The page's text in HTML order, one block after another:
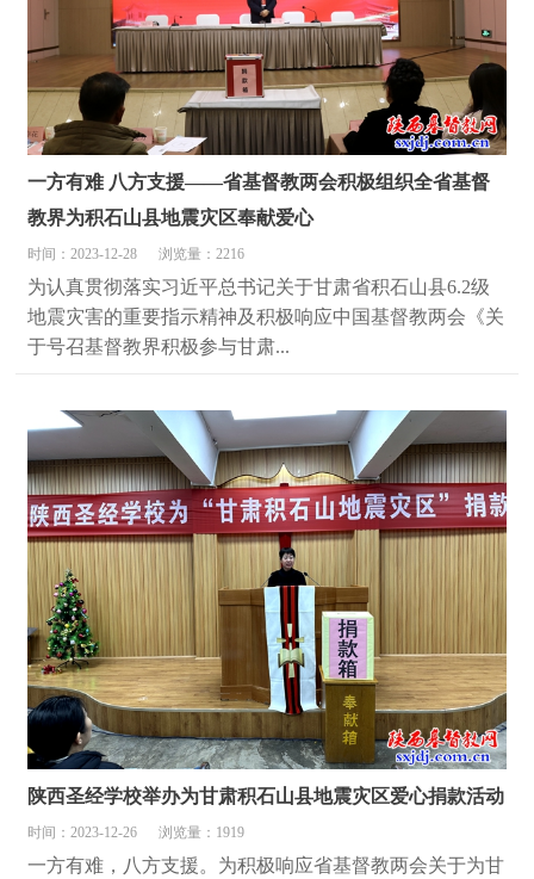
一方有难 八方支援——省基督教两会积极组织全省基督
教界为积石山县地震灾区奉献爱心
时间：2023-12-28 浏览量：2216
为认真贯彻落实习近平总书记关于甘肃省积石山县6.2级
地震灾害的重要指示精神及积极响应中国基督教两会《关
于号召基督教界积极参与甘肃...
陕西圣经学校举办为甘肃积石山县地震灾区爱心捐款活动
时间：2023-12-26 浏览量：1919
一方有难，八方支援。为积极响应省基督教两会关于为甘